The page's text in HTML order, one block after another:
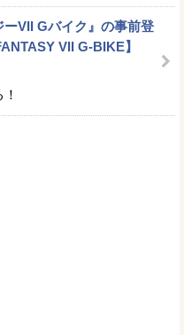
ーVII Gバイク』の事前登
VII G-BIKE】